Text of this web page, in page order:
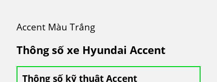
Accent Màu Trắng
Thông số xe Hyundai Accent
Thông số kỹ thuật Accent